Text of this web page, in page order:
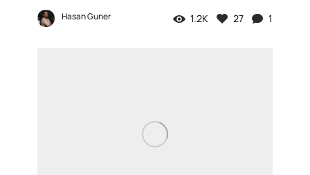
Hasan Guner 1.2K 27 1